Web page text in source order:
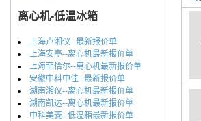
离心机-低温冰箱
上海卢湘仪--最新报价单
上海安亭--离心机最新报价单
上海菲恰尔--离心机最新报价单
安徽中科中佳--最新报价单
湖南湘仪--离心机最新报价单
湖南凯达--离心机最新报价单
中科美菱--低温箱最新报价单